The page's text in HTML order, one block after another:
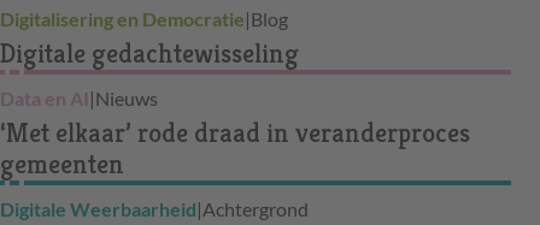
Digitalisering en Democratie|Blog
Digitale gedachtewisseling
Data en AI |Nieuws
‘Met elkaar’ rode draad in veranderproces
gemeenten
Digitale Weerbaarheid|Achtergrond